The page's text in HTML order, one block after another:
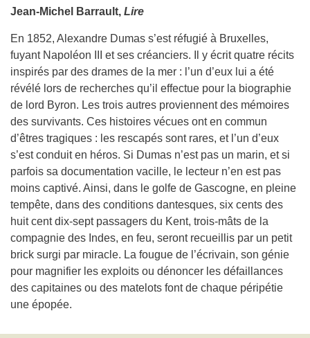
Jean-Michel Barrault, Lire
En 1852, Alexandre Dumas s’est réfugié à Bruxelles,
fuyant Napoléon III et ses créanciers. Il y écrit quatre récits
inspirés par des drames de la mer : l’un d’eux lui a été
révélé lors de recherches qu’il effectue pour la biographie
de lord Byron. Les trois autres proviennent des mémoires
des survivants. Ces histoires vécues ont en commun
d’êtres tragiques : les rescapés sont rares, et l’un d’eux
s’est conduit en héros. Si Dumas n’est pas un marin, et si
parfois sa documentation vacille, le lecteur n’en est pas
moins captivé. Ainsi, dans le golfe de Gascogne, en pleine
tempête, dans des conditions dantesques, six cents des
huit cent dix-sept passagers du Kent, trois-mâts de la
compagnie des Indes, en feu, seront recueillis par un petit
brick surgi par miracle. La fougue de l’écrivain, son génie
pour magnifier les exploits ou dénoncer les défaillances
des capitaines ou des matelots font de chaque péripétie
une épopée.